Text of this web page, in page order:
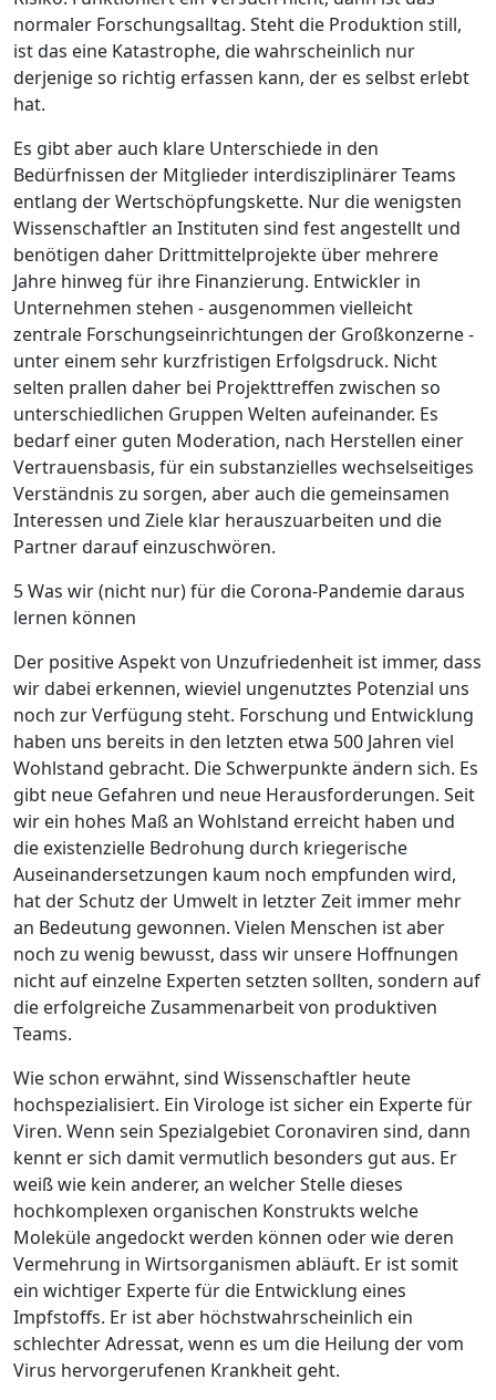
normaler Forschungsalltag. Steht die Produktion still,
ist das eine Katastrophe, die wahrscheinlich nur
derjenige so richtig erfassen kann, der es selbst erlebt
hat.
Es gibt aber auch klare Unterschiede in den
Bedürfnissen der Mitglieder interdisziplinärer Teams
entlang der Wertschöpfungskette. Nur die wenigsten
Wissenschaftler an Instituten sind fest angestellt und
benötigen daher Drittmittelprojekte über mehrere
Jahre hinweg für ihre Finanzierung. Entwickler in
Unternehmen stehen - ausgenommen vielleicht
zentrale Forschungseinrichtungen der Großkonzerne -
unter einem sehr kurzfristigen Erfolgsdruck. Nicht
selten prallen daher bei Projekttreffen zwischen so
unterschiedlichen Gruppen Welten aufeinander. Es
bedarf einer guten Moderation, nach Herstellen einer
Vertrauensbasis, für ein substanzielles wechselseitiges
Verständnis zu sorgen, aber auch die gemeinsamen
Interessen und Ziele klar herauszuarbeiten und die
Partner darauf einzuschwören.
5 Was wir (nicht nur) für die ­Corona-Pandemie daraus
lernen können
Der positive Aspekt von Unzufriedenheit ist immer, dass
wir dabei erkennen, wieviel ungenutztes Potenzial uns
noch zur Verfügung steht. Forschung und Entwicklung
haben uns bereits in den letzten etwa 500 Jahren viel
Wohlstand gebracht. Die Schwerpunkte ändern sich. Es
gibt neue Gefahren und neue Herausforderungen. Seit
wir ein hohes Maß an Wohlstand erreicht haben und
die existenzielle Bedrohung durch kriegerische
Auseinandersetzungen kaum noch empfunden wird,
hat der Schutz der Umwelt in letzter Zeit immer mehr
an Bedeutung gewonnen. Vielen Menschen ist aber
noch zu wenig bewusst, dass wir unsere Hoffnungen
nicht auf einzelne Experten setzten sollten, sondern auf
die erfolgreiche Zusammenarbeit von produktiven
Teams.
Wie schon erwähnt, sind Wissenschaftler heute
hochspezialisiert. Ein Virologe ist sicher ein Experte für
Viren. Wenn sein Spezialgebiet Coronaviren sind, dann
kennt er sich damit vermutlich besonders gut aus. Er
weiß wie kein anderer, an welcher Stelle dieses
hochkomplexen organischen Konstrukts welche
Moleküle angedockt werden können oder wie deren
Vermehrung in Wirtsorganismen abläuft. Er ist somit
ein wichtiger Experte für die Entwicklung eines
Impfstoffs. Er ist aber höchstwahrscheinlich ein
schlechter Adressat, wenn es um die Heilung der vom
Virus hervorgerufenen Krankheit geht.